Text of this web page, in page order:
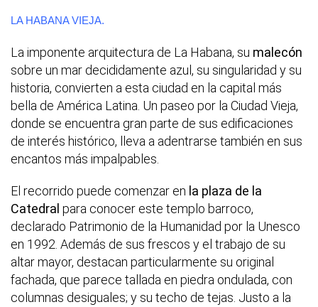
LA HABANA VIEJA.
La imponente arquitectura de La Habana, su malecón
sobre un mar decididamente azul, su singularidad y su
historia, convierten a esta ciudad en la capital más
bella de América Latina. Un paseo por la Ciudad Vieja,
donde se encuentra gran parte de sus edificaciones
de interés histórico, lleva a adentrarse también en sus
encantos más impalpables.
El recorrido puede comenzar en la plaza de la
Catedral para conocer este templo barroco,
declarado Patrimonio de la Humanidad por la Unesco
en 1992. Además de sus frescos y el trabajo de su
altar mayor, destacan particularmente su original
fachada, que parece tallada en piedra ondulada, con
columnas desiguales; y su techo de tejas. Justo a la